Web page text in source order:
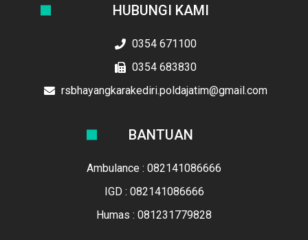
HUBUNGI KAMI
0354 671100
0354 683830
rsbhayangkarakediri.poldajatim@gmail.com
BANTUAN
Ambulance : 082141086666
IGD : 082141086666
Humas : 081231779828